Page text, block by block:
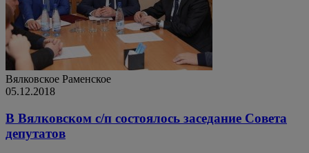
Вялковское Раменское
05.12.2018
В Вялковском с/п состоялось заседание Совета
депутатов